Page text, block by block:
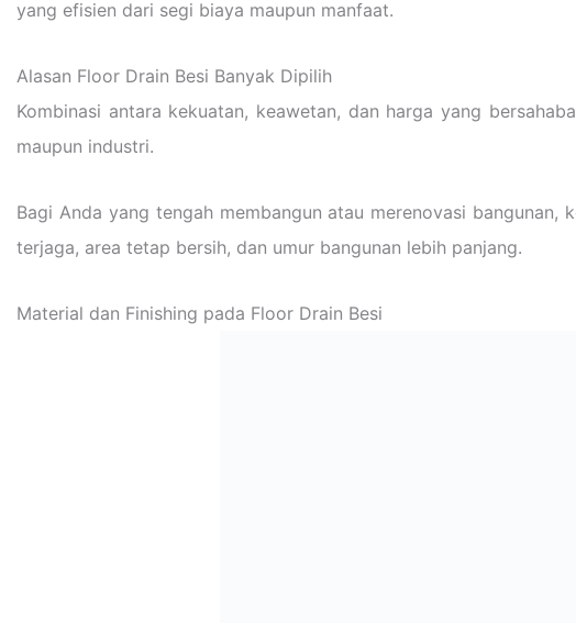
yang efisien dari segi biaya maupun manfaat.
Alasan Floor Drain Besi Banyak Dipilih
Kombinasi antara kekuatan, keawetan, dan harga yang
maupun industri.
Bagi Anda yang tengah membangun atau merenovasi
terjaga, area tetap bersih, dan umur bangunan lebih panjang.
Material dan Finishing pada Floor Drain Besi